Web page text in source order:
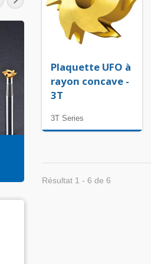
Plaquette UFO à
rayon concave -
3T
3T Series
Résultat 1 - 6 de 6